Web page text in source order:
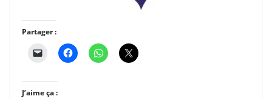
Partager :
J’aime ça :